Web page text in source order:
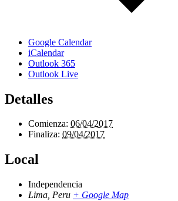
Google Calendar
iCalendar
Outlook 365
Outlook Live
Detalles
Comienza: 06/04/2017
Finaliza: 09/04/2017
Local
Independencia
Lima Peru + Google Map